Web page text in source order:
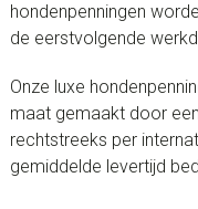
hondenpenningen
de eerstvolgende
Onze luxe
maat gemaakt door
rechtstreeks per
gemiddelde levertijd